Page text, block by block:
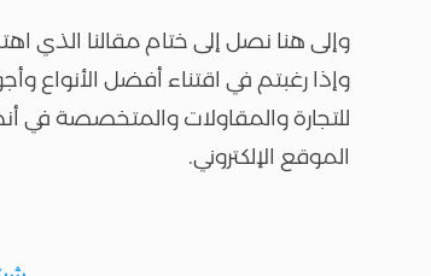
وإلى هنا نصل إلى ختام مقالنا الذي
وإذا رغبتم في اقتناء أفضل الأنواع
للتجارة والمقاولات والمتخصصة في
الموقع الإلكتروني.